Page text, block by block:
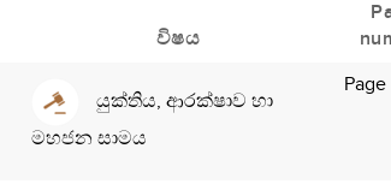
විෂය
යුක්තිය, ආරක්ෂාව හා
මහජන සාමය